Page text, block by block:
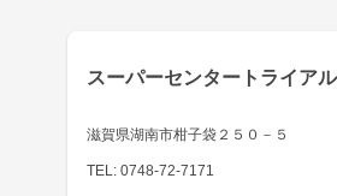
取扱店検索はこちら
スーパーセンタートライア
滋賀県湖南市柑子袋２５０－５
TEL: 0748-72-7171